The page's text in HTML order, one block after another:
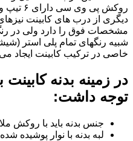
روکش پی
دیگری از درب های کابینت
مشخصات فوق را دارد ولی در
شبیه رنگهای تمام پلی استر
خاصی در ترکیب کابینت ایجاد می
در زمینه بدنه کابینت
توجه داشت:
جنس بدنه باید با روکش
لبه بدنه با نوار پوشیده